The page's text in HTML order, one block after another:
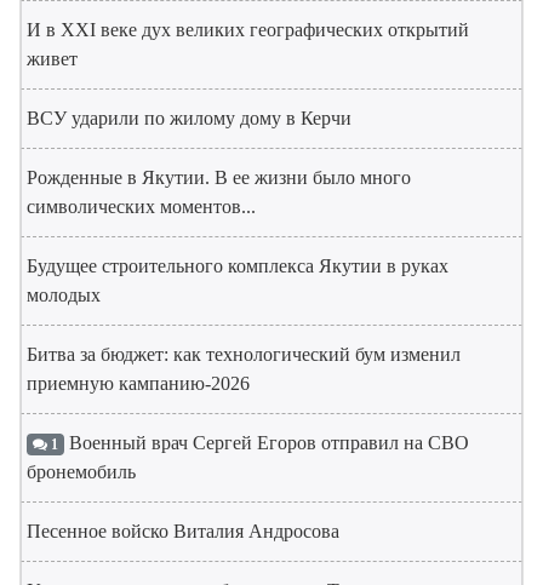
И в XXI веке дух великих географических открытий
живет
ВСУ ударили по жилому дому в Керчи
Рожденные в Якутии. В ее жизни было много
символических моментов...
Будущее строительного комплекса Якутии в руках
молодых
Битва за бюджет: как технологический бум изменил
приемную кампанию-2026
1 Военный врач Сергей Егоров отправил на СВО
бронемобиль
Песенное войско Виталия Андросова